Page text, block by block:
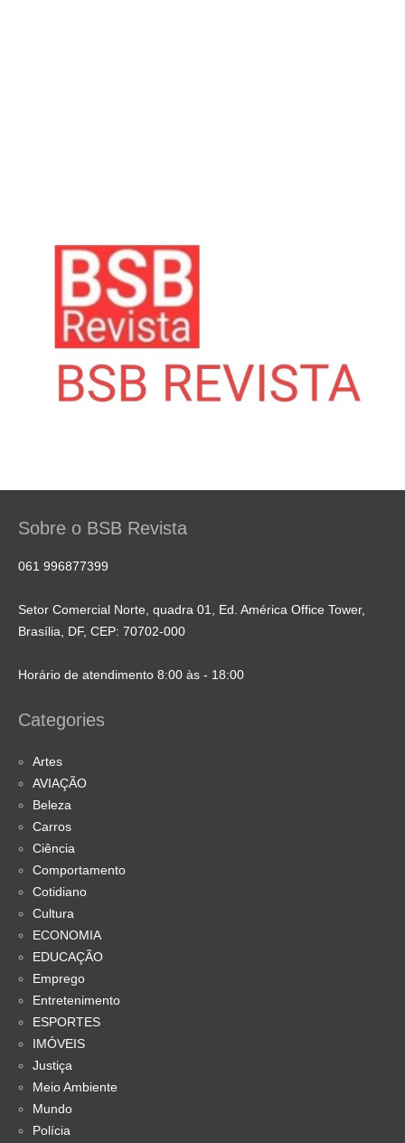
Sobre o BSB Revista
061 996877399
Setor Comercial Norte, quadra 01, Ed. América Office Tower,
Brasília, DF, CEP: 70702-000
Horário de atendimento 8:00 às - 18:00
Categories
Artes
AVIAÇÃO
Beleza
Carros
Ciência
Comportamento
Cotidiano
Cultura
ECONOMIA
EDUCAÇÃO
Emprego
Entretenimento
ESPORTES
IMÓVEIS
Justiça
Meio Ambiente
Mundo
Polícia